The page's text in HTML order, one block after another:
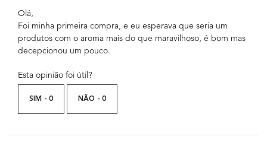
Olá,
Foi minha primeira compra, e eu esperava que seria um
produtos com o aroma mais do que maravilhoso, é bom mas
decepcionou um pouco.
Esta opinião foi útil?
SIM - 0 NÃO - 0